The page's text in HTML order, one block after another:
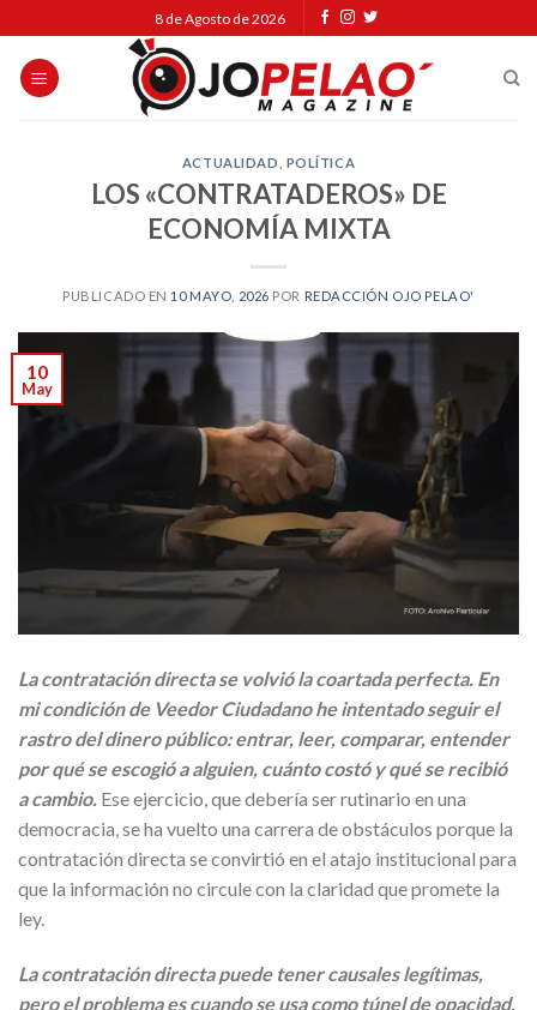
to
content
8 de Agosto de 2026
ACTUALIDAD POLÍTICA
LOS «CONTRATADEROS» DE
ECONOMÍA MIXTA
PUBLICADO EN 10 MAYO, 2026 POR REDACCIÓN OJO PELAO'
10
May
La contratación directa se volvió la coartada perfecta. En
mi condición de Veedor Ciudadano he intentado seguir el
rastro del dinero público: entrar, leer, comparar, entender
por qué se escogió a alguien, cuánto costó y qué se recibió
a cambio. Ese ejercicio, que debería ser rutinario en una
democracia, se ha vuelto una carrera de obstáculos porque la
contratación directa se convirtió en el atajo institucional para
que la información no circule con la claridad que promete la
ley.
La contratación directa puede tener causales legítimas,
pero el problema es cuando se usa como túnel de opacidad.